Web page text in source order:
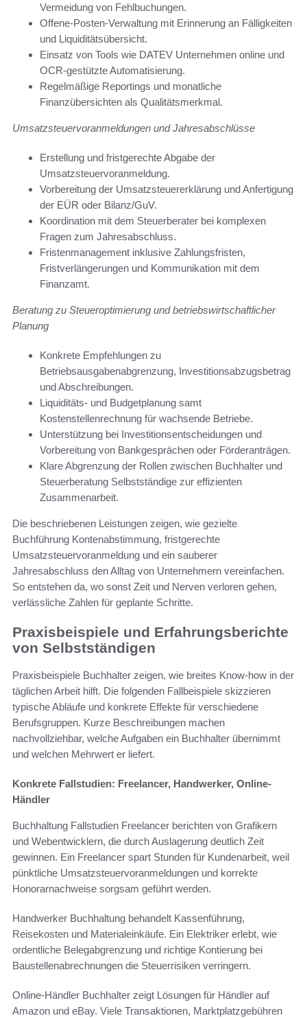
Vermeidung von Fehlbuchungen.
Offene-Posten-Verwaltung mit Erinnerung an Fälligkeiten
und Liquiditätsübersicht.
Einsatz von Tools wie DATEV Unternehmen online und
OCR-gestützte Automatisierung.
Regelmäßige Reportings und monatliche
Finanzübersichten als Qualitätsmerkmal.
Umsatzsteuervoranmeldungen und Jahresabschlüsse
Erstellung und fristgerechte Abgabe der
Umsatzsteuervoranmeldung.
Vorbereitung der Umsatzsteuererklärung und Anfertigung
der EÜR oder Bilanz/GuV.
Koordination mit dem Steuerberater bei komplexen
Fragen zum Jahresabschluss.
Fristenmanagement inklusive Zahlungsfristen,
Fristverlängerungen und Kommunikation mit dem
Finanzamt.
Beratung zu Steueroptimierung und betriebswirtschaftlicher
Planung
Konkrete Empfehlungen zu
Betriebsausgabenabgrenzung, Investitionsabzugsbetrag
und Abschreibungen.
Liquiditäts- und Budgetplanung samt
Kostenstellenrechnung für wachsende Betriebe.
Unterstützung bei Investitionsentscheidungen und
Vorbereitung von Bankgesprächen oder Förderanträgen.
Klare Abgrenzung der Rollen zwischen Buchhalter und
Steuerberatung Selbstständige zur effizienten
Zusammenarbeit.
Die beschriebenen Leistungen zeigen, wie gezielte
Buchführung Kontenabstimmung, fristgerechte
Umsatzsteuervoranmeldung und ein sauberer
Jahresabschluss den Alltag von Unternehmern vereinfachen.
So entstehen da, wo sonst Zeit und Nerven verloren gehen,
verlässliche Zahlen für geplante Schritte.
Praxisbeispiele und Erfahrungsberichte
von Selbstständigen
Praxisbeispiele Buchhalter zeigen, wie breites Know‑how in der
täglichen Arbeit hilft. Die folgenden Fallbeispiele skizzieren
typische Abläufe und konkrete Effekte für verschiedene
Berufsgruppen. Kurze Beschreibungen machen
nachvollziehbar, welche Aufgaben ein Buchhalter übernimmt
und welchen Mehrwert er liefert.
Konkrete Fallstudien: Freelancer, Handwerker, Online-
Händler
Buchhaltung Fallstudien Freelancer berichten von Grafikern
und Webentwicklern, die durch Auslagerung deutlich Zeit
gewinnen. Ein Freelancer spart Stunden für Kundenarbeit, weil
pünktliche Umsatzsteuervoranmeldungen und korrekte
Honorarnachweise sorgsam geführt werden.
Handwerker Buchhaltung behandelt Kassenführung,
Reisekosten und Materialeinkäufe. Ein Elektriker erlebt, wie
ordentliche Belegabgrenzung und richtige Kontierung bei
Baustellenabrechnungen die Steuerrisiken verringern.
Online-Händler Buchhalter zeigt Lösungen für Händler auf
Amazon und eBay. Viele Transaktionen, Marktplatzgebühren